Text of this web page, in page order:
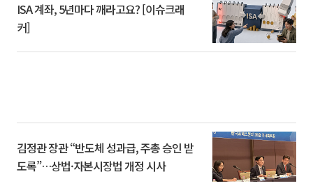
ISA 계좌, 5년마다 깨라고요? [이슈크래
커]
김정관 장관 “반도체 성과급, 주총 승인 받
도록”…상법·자본시장법 개정 시사